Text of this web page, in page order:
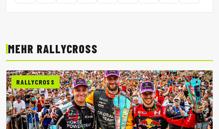
MEHR RALLYCROSS
RALLYCROSS